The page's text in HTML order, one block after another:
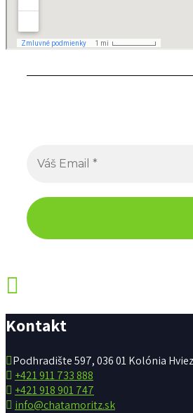
Kontakt
Podhradište 597, 036 01 Kolónia
+421 911 733 888
+421 918 901 747
info@chatamoritz.sk